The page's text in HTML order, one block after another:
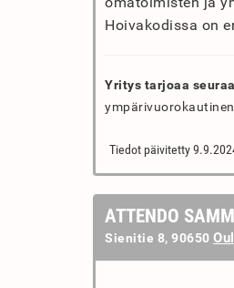
Hoivakodissa on
Yritys tarjoaa
Tiedot päivitetty
ATTENDO
Sienitie 8, 90650